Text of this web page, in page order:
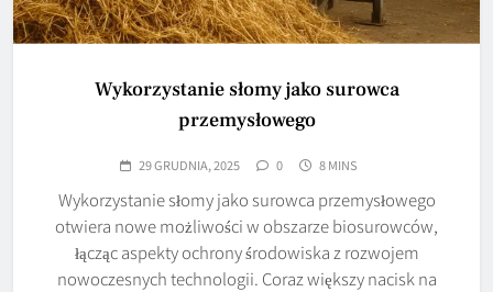
Wykorzystanie słomy jako surowca
przemysłowego
29 GRUDNIA, 2025 0 8 MINS
Wykorzystanie słomy jako surowca przemysłowego
otwiera nowe możliwości w obszarze biosurowców,
łącząc aspekty ochrony środowiska z rozwojem
nowoczesnych technologii. Coraz większy nacisk na